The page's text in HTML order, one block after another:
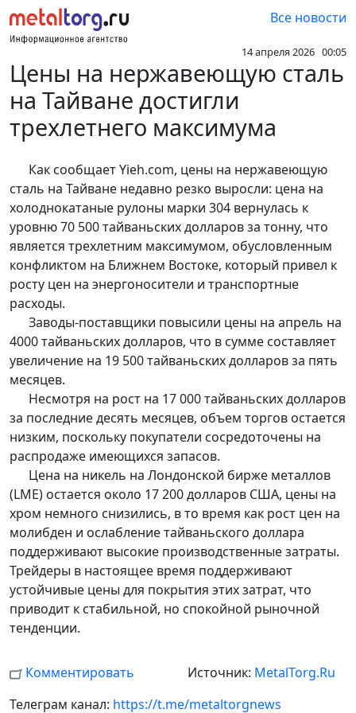
Все новости
14 апреля 2026 00:05
Цены на нержавеющую сталь
на Тайване достигли
трехлетнего максимума
Как сообщает Yieh.com, цены на нержавеющую
сталь на Тайване недавно резко выросли: цена на
холоднокатаные рулоны марки 304 вернулась к
уровню 70 500 тайваньских долларов за тонну, что
является трехлетним максимумом, обусловленным
конфликтом на Ближнем Востоке, который привел к
росту цен на энергоносители и транспортные
расходы.
Заводы-поставщики повысили цены на апрель на
4000 тайваньских долларов, что в сумме составляет
увеличение на 19 500 тайваньских долларов за пять
месяцев.
Несмотря на рост на 17 000 тайваньских долларов
за последние десять месяцев, объем торгов остается
низким, поскольку покупатели сосредоточены на
распродаже имеющихся запасов.
Цена на никель на Лондонской бирже металлов
(LME) остается около 17 200 долларов США, цены на
хром немного снизились, в то время как рост цен на
молибден и ослабление тайваньского доллара
поддерживают высокие производственные затраты.
Трейдеры в настоящее время поддерживают
устойчивые цены для покрытия этих затрат, что
приводит к стабильной, но спокойной рыночной
тенденции.
Комментировать Источник: MetalTorg.Ru
Телеграм канал: https://t.me/metaltorgnews